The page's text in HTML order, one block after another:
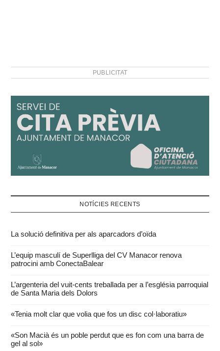
PUBLICITAT
NOTÍCIES RECENTS
La solució definitiva per als aparcadors d’oïda
L’equip masculí de Superlliga del CV Manacor renova
patrocini amb ConectaBalear
L’argenteria del vuit-cents treballada per a l’església parroquial
de Santa Maria dels Dolors
«Tenia molt clar que volia que fos un disc col·laboratiu»
«Son Macià és un poble perdut que es fon com una barra de
gel al sol»